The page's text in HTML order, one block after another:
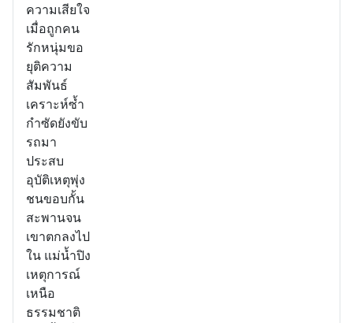
ความเสียใจ
เมื่อถูกคน
รักหนุ่มขอ
ยุติความ
สัมพันธ์
เคราะห์ซ้ำ
กำซัดยังขับ
รถมา
ประสบ
อุบัติเหตุพุ่ง
ชนขอบกั้น
สะพานจน
เขาตกลงไป
ใน แม่น้ำปิง
เหตุการณ์
เหนือ
ธรรมชาติ